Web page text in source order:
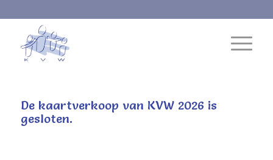
De kaartverkoop van KVW 2026 is
gesloten.